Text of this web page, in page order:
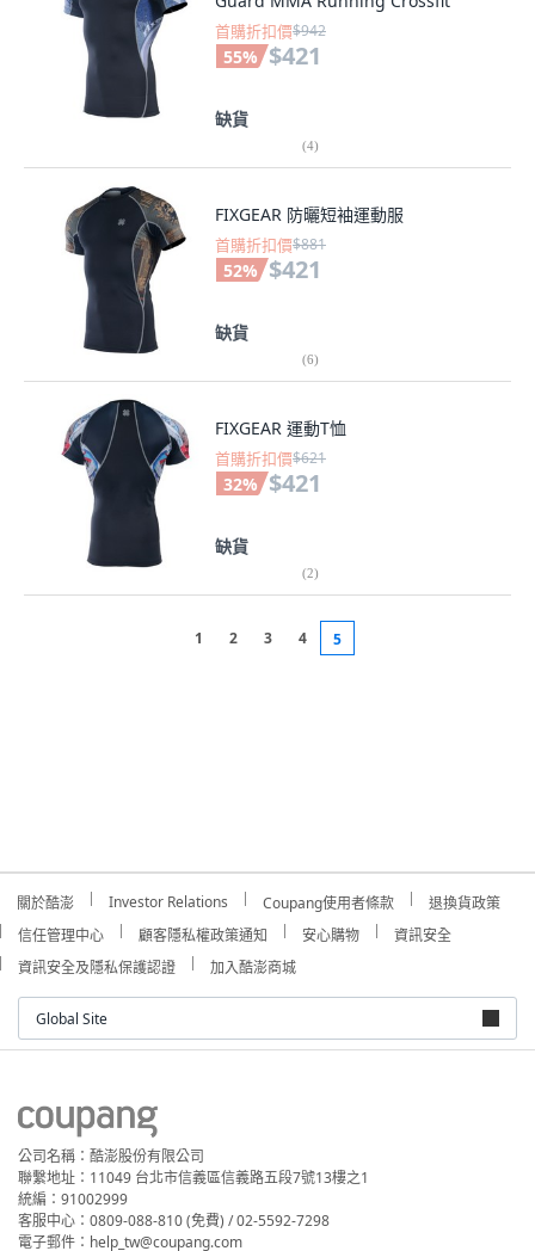
首購折扣價$942
55% $421
缺貨
(4)
FIXGEAR 防曬短袖運動服
首購折扣價$881
52% $421
缺貨
(6)
FIXGEAR 運動T恤
首購折扣價$621
32% $421
缺貨
(2)
1 2 3 4 5
關於酷澎 Investor Relations Coupang使用者條款
退換貨政策
信任管理中心
顧客隱私權政策通知 安心購物
資訊安全
資訊安全及隱私保護認證
加入酷澎商城
Global Site
公司名稱：酷澎股份有限公司
聯繫地址：11049 台北市信義區信義路五段7號13樓之1
統編：91002999
客服中心：0809-088-810 (免費) / 02-5592-7298
電子郵件：help_tw@coupang.com